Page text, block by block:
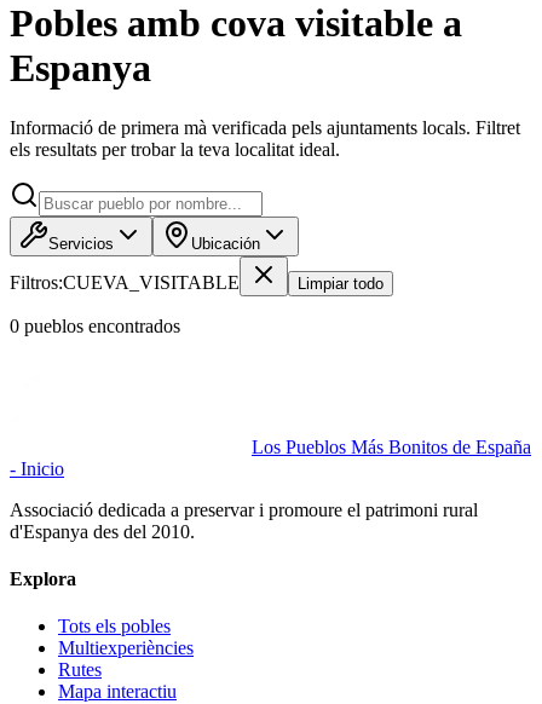
Pobles amb cova visitable a
Espanya
Informació de primera mà verificada pels ajuntaments locals. Filtret
els resultats per trobar la teva localitat ideal.
Servicios Ubicación
Filtros:CUEVA_VISITABLE Limpiar todo
0 pueblos encontrados
Los Pueblos Más Bonitos de España
- Inicio
Associació dedicada a preservar i promoure el patrimoni rural
d'Espanya des del 2010.
Explora
Tots els pobles
Multiexperiències
Rutes
Mapa interactiu